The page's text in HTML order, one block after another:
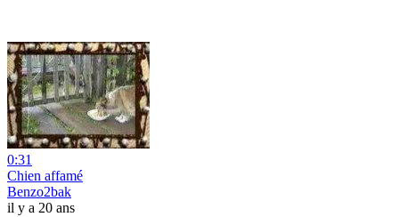
0:31
Chien affamé
Benzo2bak
il y a 20 ans